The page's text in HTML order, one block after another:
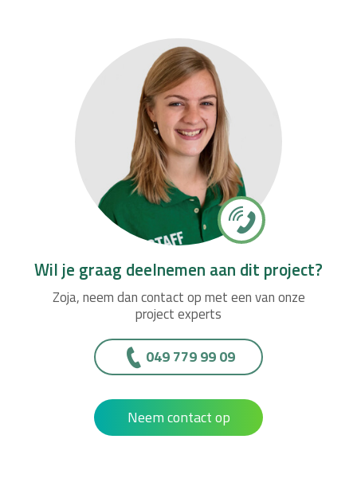
Wil je graag deelnemen aan dit project?
Zoja, neem dan contact op met een van onze
project experts
049 779 99 09
Neem contact op